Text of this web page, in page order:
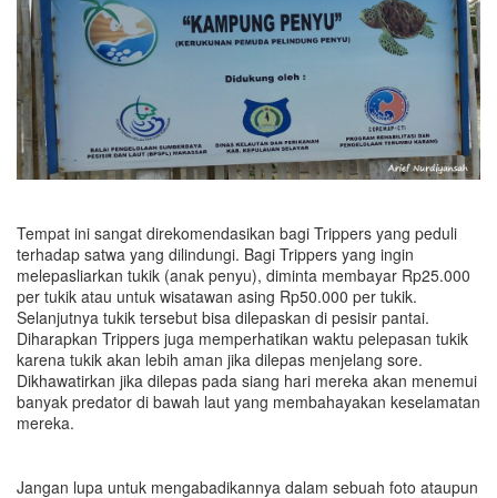
Tempat ini sangat direkomendasikan bagi Trippers yang peduli
terhadap satwa yang dilindungi. Bagi Trippers yang ingin
melepasliarkan tukik (anak penyu), diminta membayar Rp25.000
per tukik atau untuk wisatawan asing Rp50.000 per tukik.
Selanjutnya tukik tersebut bisa dilepaskan di pesisir pantai.
Diharapkan Trippers juga memperhatikan waktu pelepasan tukik
karena tukik akan lebih aman jika dilepas menjelang sore.
Dikhawatirkan jika dilepas pada siang hari mereka akan menemui
banyak predator di bawah laut yang membahayakan keselamatan
mereka.
Jangan lupa untuk mengabadikannya dalam sebuah foto ataupun